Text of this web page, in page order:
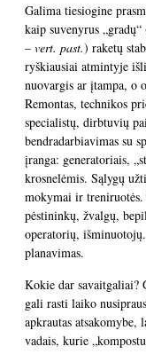
Galima tiesiogine
kaip suvenyrus
– vert. past.) raketų
ryškiausiai atmintyje
nuovargis ar įtampa, o
Remontas, technikos
specialistų, dirbtuvių
bendradarbiavimas su
įranga: generatoriais,
krosnelėmis. Sąlygų
mokymai ir
pėstininkų, žvalgų,
operatorių,
planavimas.
Kokie dar savaitgaliai?
gali rasti laiko
apkrautas atsakomybe,
vadais, kurie